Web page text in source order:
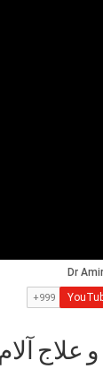
و علاج